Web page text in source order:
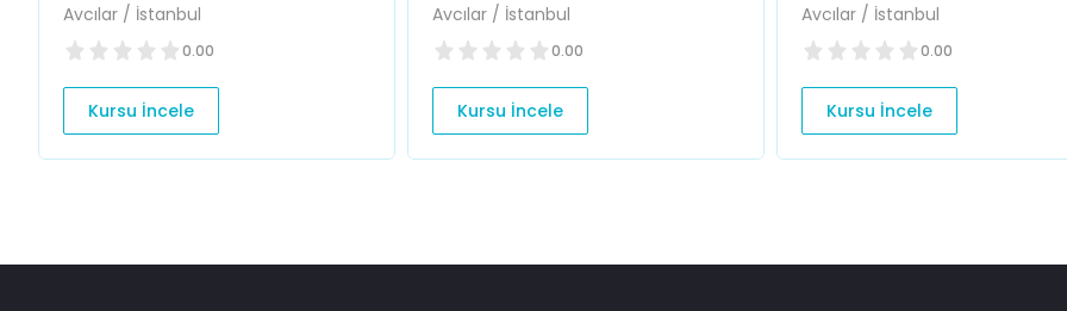
Avcılar / İstanbul
0.00
Kursu İncele
Avcılar / İstanbul
0.00
Kursu İncele
Avcılar / İstanbul
0.00
Kursu İncele